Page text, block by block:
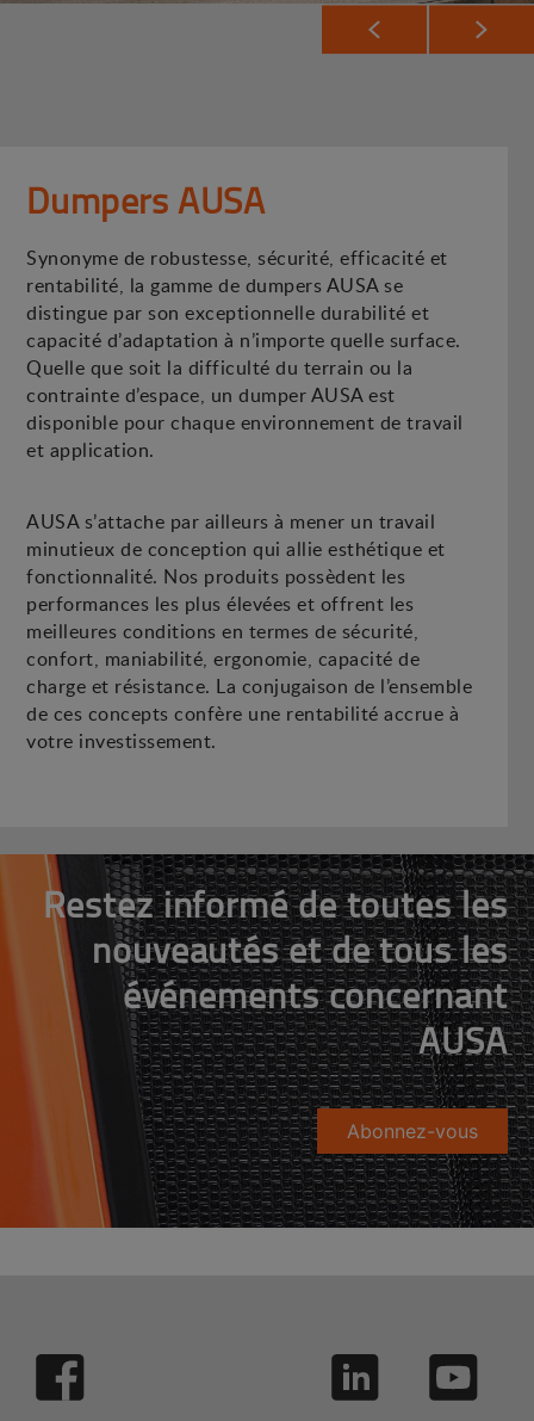
Dumpers AUSA
Synonyme de robustesse, sécurité, efficacité et
rentabilité, la gamme de dumpers AUSA se
distingue par son exceptionnelle durabilité et
capacité d’adaptation à n’importe quelle surface.
Quelle que soit la difficulté du terrain ou la
contrainte d’espace, un dumper AUSA est
disponible pour chaque environnement de travail
et application.
AUSA s’attache par ailleurs à mener un travail
minutieux de conception qui allie esthétique et
fonctionnalité. Nos produits possèdent les
performances les plus élevées et offrent les
meilleures conditions en termes de sécurité,
confort, maniabilité, ergonomie, capacité de
charge et résistance. La conjugaison de l’ensemble
de ces concepts confère une rentabilité accrue à
votre investissement.
Restez informé de toutes les
nouveautés et de tous les
événements concernant
AUSA
Abonnez-vous